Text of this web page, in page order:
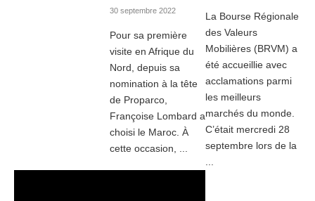
30 septembre 2022
Pour sa première
visite en Afrique du
Nord, depuis sa
nomination à la tête
de Proparco,
Françoise Lombard a
choisi le Maroc. À
cette occasion, ...
La Bourse Régionale
des Valeurs
Mobilières (BRVM) a
été accueillie avec
acclamations parmi
les meilleurs
marchés du monde.
C’était mercredi 28
septembre lors de la
...